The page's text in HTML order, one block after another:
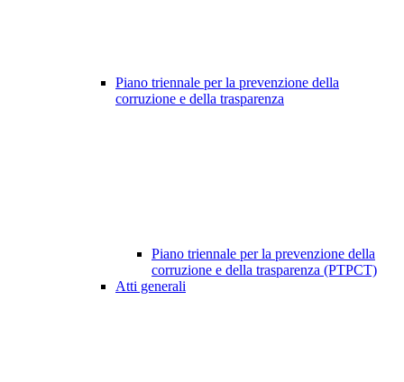
Piano triennale per la prevenzione della
corruzione e della trasparenza
Piano triennale per la prevenzione della
corruzione e della trasparenza (PTPCT)
Atti generali